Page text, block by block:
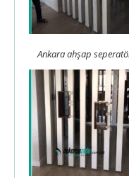
Ankara ahşap